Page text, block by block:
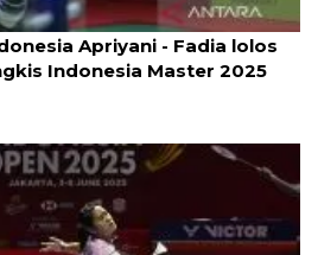
Apriyani - Fadia lolos
Indonesia Master 2025